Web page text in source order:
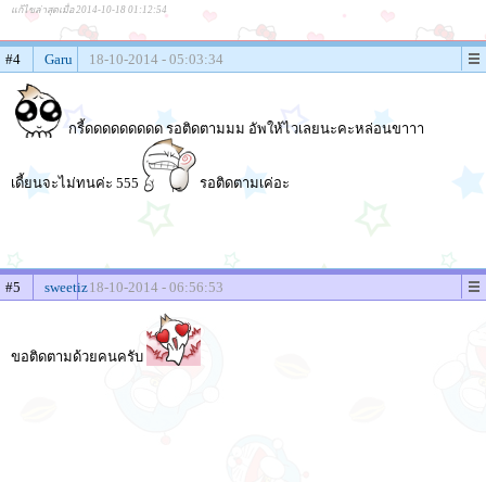
แก้ไขล่าสุดเมื่อ 2014-10-18 01:12:54
#4 Garu 18-10-2014 - 05:03:34
กรี้ดดดดดดดดด รอติดตามมม อัพให้ไวเลยนะคะหล่อนขาาา
เดี้ยนจะไม่ทนค่ะ 555 รอติดตามเค่อะ
#5 sweetiz18-10-2014 - 06:56:53
ขอติดตามด้วยคนครับ